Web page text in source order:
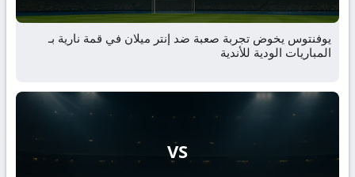
يوفنتوس يخوض تجربة صعبة ضد إنتر ميلان في قمة نارية بـ
المباريات الودية للأندية
VS